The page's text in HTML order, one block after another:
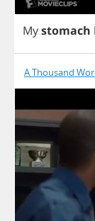
Mystomach
A Thousand